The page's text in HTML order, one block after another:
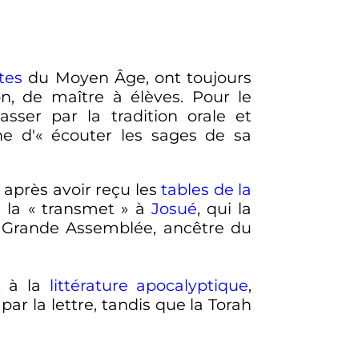
du Moyen Âge, ont toujours
de maître à élèves. Pour le
par la tradition orale et
d'« écouter les sages de sa
avoir reçu lestables de la
la « transmet » à Josué, qui la
Assemblée, ancêtre du
à la littérature apocalyptique,
la lettre, tandis que la Torah